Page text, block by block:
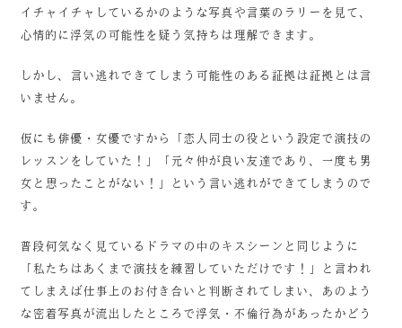
イチャイチャしているかのような写真や言葉のラリーを見て、
心情的に浮気の可能性を疑う気持ちは理解できます。
しかし、言い逃れできてしまう可能性のある証拠は証拠とは言
いません。
仮にも俳優・女優ですから「恋人同士の役という設定で演技の
レッスンをしていた！」「元々仲が良い友達であり、一度も男
女と思ったことがない！」という言い逃れができてしまうので
す。
普段何気なく見ているドラマの中のキスシーンと同じように
「私たちはあくまで演技を練習していただけです！」と言われ
てしまえば仕事上のお付き合いと判断されてしまい、あのよう
な密着写真が流出したところで浮気・不倫行為があったかどう